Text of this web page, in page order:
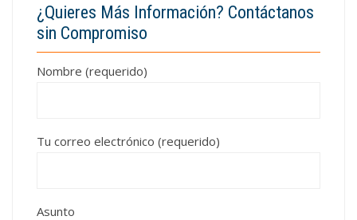
¿Quieres Más Información? Contáctanos
sin Compromiso
Nombre (requerido)
Tu correo electrónico (requerido)
Asunto